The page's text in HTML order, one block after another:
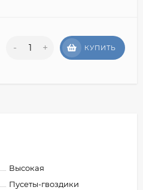
- + КУПИТЬ
Высокая
Пусеты-гвоздики